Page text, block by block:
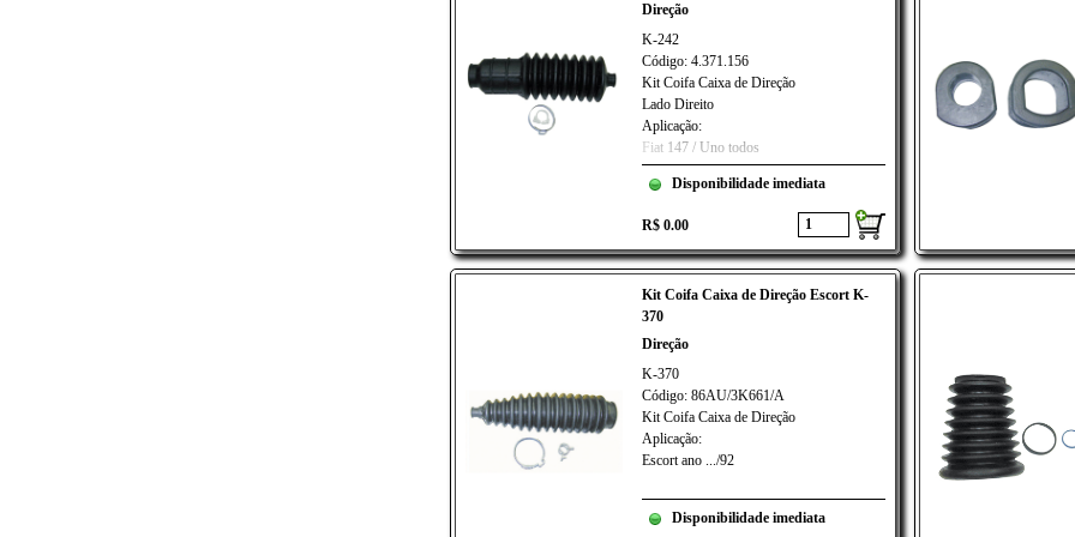
Direção
K-242
Código: 4.371.156
Kit Coifa Caixa de Direção
Lado Direito
Aplicação:
Fiat 147 / Uno todos
Disponibilidade imediata
R$ 0.00
Kit Coifa Caixa de Direção Escort K-
370
Direção
K-370
Código: 86AU/3K661/A
Kit Coifa Caixa de Direção
Aplicação:
Escort ano .../92
Disponibilidade imediata